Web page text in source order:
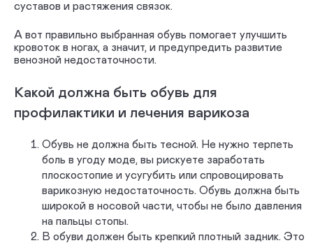
суставов и растяжения связок.
А вот правильно выбранная обувь помогает улучшить
кровоток в ногах, а значит, и предупредить развитие
венозной недостаточности.
Какой должна быть обувь для
профилактики и лечения варикоза
Обувь не должна быть тесной. Не нужно терпеть
боль в угоду моде, вы рискуете заработать
плоскостопие и усугубить или спровоцировать
варикозную недостаточность. Обувь должна быть
широкой в носовой части, чтобы не было давления
на пальцы стопы.
В обуви должен быть крепкий плотный задник. Это